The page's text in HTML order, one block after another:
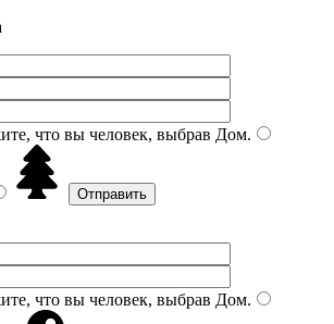
что вы человек, выбрав Дом.
что вы человек, выбрав Дом.